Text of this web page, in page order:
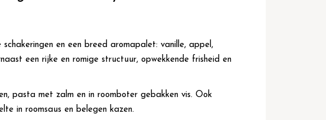
en een breed aromapalet: vanille, appel,
een rijke en romige structuur, opwekkende frisheid en
pasta met zalm en in roomboter gebakken vis. Ook
in roomsaus en belegen kazen.